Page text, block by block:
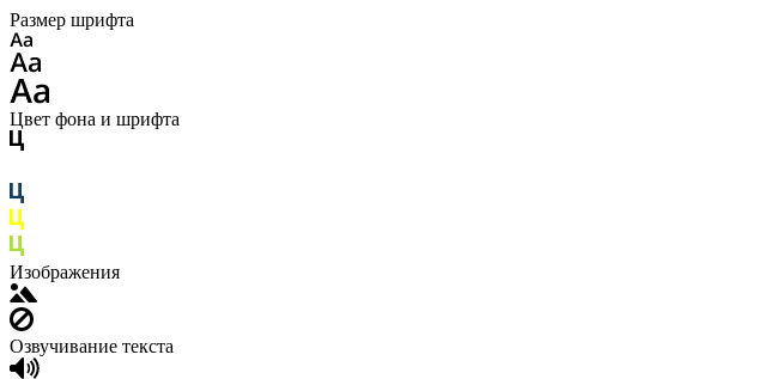
Размер шрифта
Цвет фона и шрифта
Изображения
Озвучивание текста